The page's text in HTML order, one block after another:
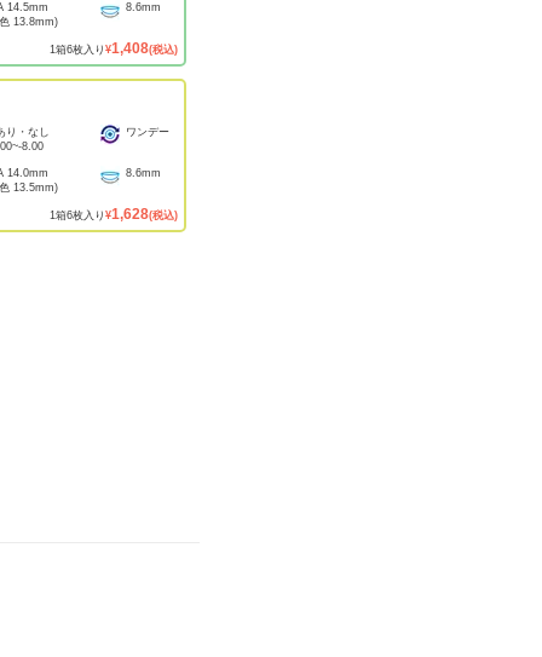
14.5mm
13.8mm)
8.6mm
1箱6枚入り ¥1,408(税込)
り・なし
~-8.00
ワンデー
14.0mm
13.5mm)
8.6mm
1箱6枚入り ¥1,628(税込)